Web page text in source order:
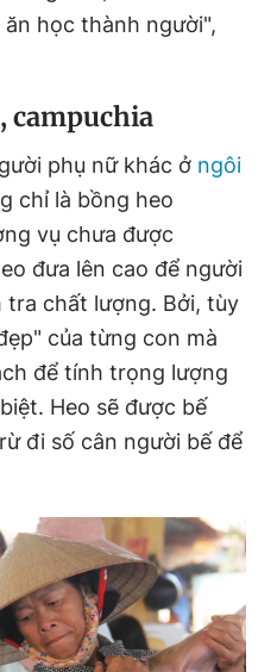
học thành người",
campuchia
phụ nữ khác ở ngôi
chỉ là bồng heo
vụ chưa được
đưa lên cao để người
tra chất lượng. Bởi, tùy
của từng con mà
để tính trọng lượng
Heo sẽ được bế
đi số cân người bế để